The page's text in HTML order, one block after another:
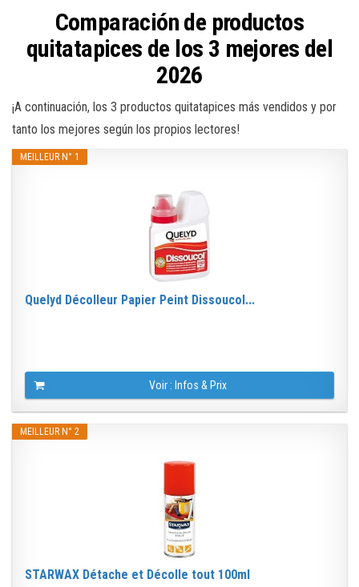
Comparación de productos
quitatapices de los 3 mejores del
2026
¡A continuación, los 3 productos quitatapices más vendidos y por
tanto los mejores según los propios lectores!
MEILLEUR N° 1
Quelyd Décolleur Papier Peint Dissoucol...
Voir : Infos & Prix
MEILLEUR N° 2
STARWAX Détache et Décolle tout 100ml